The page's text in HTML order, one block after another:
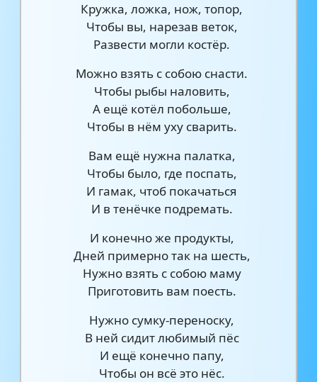
Кружка, ложка, нож, топор,
Чтобы вы, нарезав веток,
Развести могли костёр.
Можно взять с собою снасти.
Чтобы рыбы наловить,
А ещё котёл побольше,
Чтобы в нём уху сварить.
Вам ещё нужна палатка,
Чтобы было, где поспать,
И гамак, чтоб покачаться
И в тенёчке подремать.
И конечно же продукты,
Дней примерно так на шесть,
Нужно взять с собою маму
Приготовить вам поесть.
Нужно сумку-переноску,
В ней сидит любимый пёс
И ещё конечно папу,
Чтобы он всё это нёс.